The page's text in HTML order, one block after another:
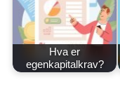
Hva er
egenkapitalkrav?